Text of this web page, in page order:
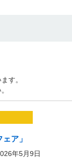
す。
ア」
年5月9日